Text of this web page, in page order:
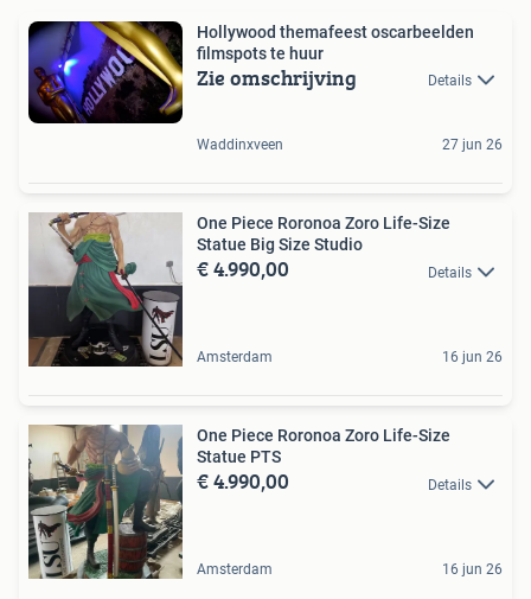
Hollywood themafeest oscarbeelden
filmspots te huur
Zie omschrijving Details
Waddinxveen 27 jun 26
One Piece Roronoa Zoro Life-Size
Statue Big Size Studio
€ 4.990,00 Details
Amsterdam 16 jun 26
One Piece Roronoa Zoro Life-Size
Statue PTS
€ 4.990,00 Details
Amsterdam 16 jun 26